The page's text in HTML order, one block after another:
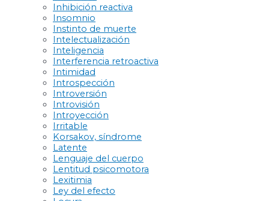
Inhibición reactiva
Insomnio
Instinto de muerte
Intelectualización
Inteligencia
Interferencia retroactiva
Intimidad
Introspección
Introversión
Introvisión
Introyección
Irritable
Korsakov, síndrome
Latente
Lenguaje del cuerpo
Lentitud psicomotora
Lexitimia
Ley del efecto